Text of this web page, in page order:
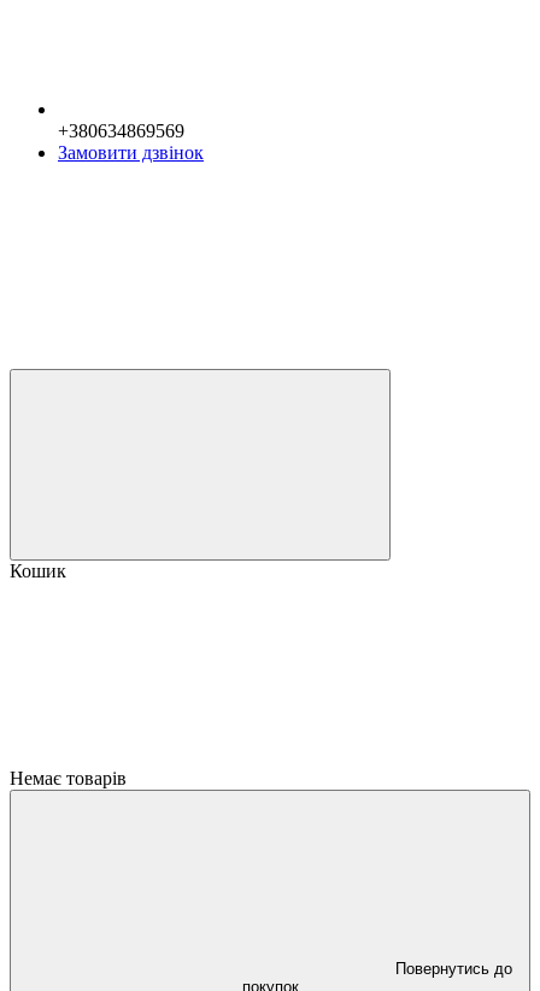
+380634869569
Замовити дзвінок
Кошик
Немає товарів
Повернутись до
покупок